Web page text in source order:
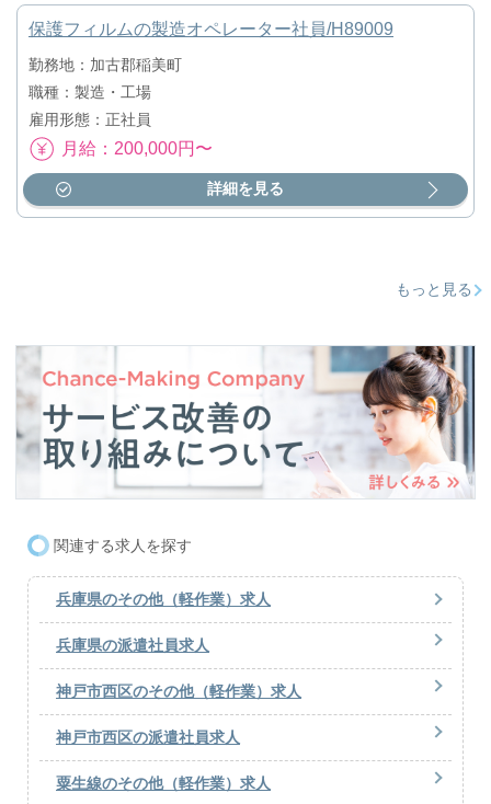
保護フィルムの製造オペレーター社員/H89009
勤務地：加古郡稲美町
職種：製造・工場
雇用形態：正社員
月給：200,000円〜
詳細を見る
もっと見る
関連する求人を探す
兵庫県のその他（軽作業）求人
兵庫県の派遣社員求人
神戸市西区のその他（軽作業）求人
神戸市西区の派遣社員求人
粟生線のその他（軽作業）求人